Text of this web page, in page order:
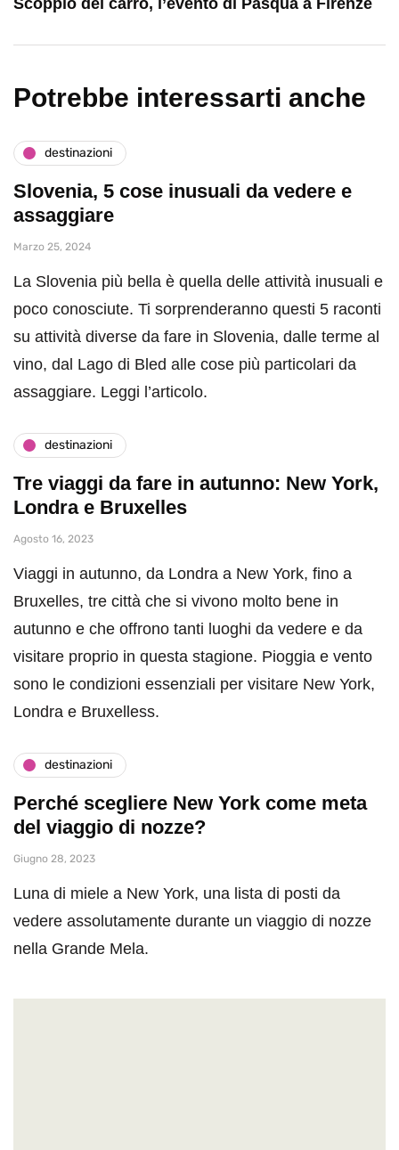
Potrebbe interessarti anche
destinazioni
Slovenia, 5 cose inusuali da vedere e
assaggiare
Marzo 25, 2024
La Slovenia più bella è quella delle attività inusuali e
poco conosciute. Ti sorprenderanno questi 5 raconti
su attività diverse da fare in Slovenia, dalle terme al
vino, dal Lago di Bled alle cose più particolari da
assaggiare. Leggi l’articolo.
destinazioni
Tre viaggi da fare in autunno: New York,
Londra e Bruxelles
Agosto 16, 2023
Viaggi in autunno, da Londra a New York, fino a
Bruxelles, tre città che si vivono molto bene in
autunno e che offrono tanti luoghi da vedere e da
visitare proprio in questa stagione. Pioggia e vento
sono le condizioni essenziali per visitare New York,
Londra e Bruxelless.
destinazioni
Perché scegliere New York come meta
del viaggio di nozze?
Giugno 28, 2023
Luna di miele a New York, una lista di posti da
vedere assolutamente durante un viaggio di nozze
nella Grande Mela.